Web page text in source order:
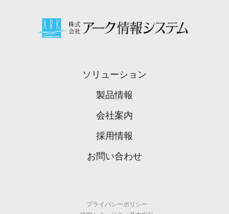
ソリューション
製品情報
会社案内
採用情報
お問い合わせ
プライバシーポリシー